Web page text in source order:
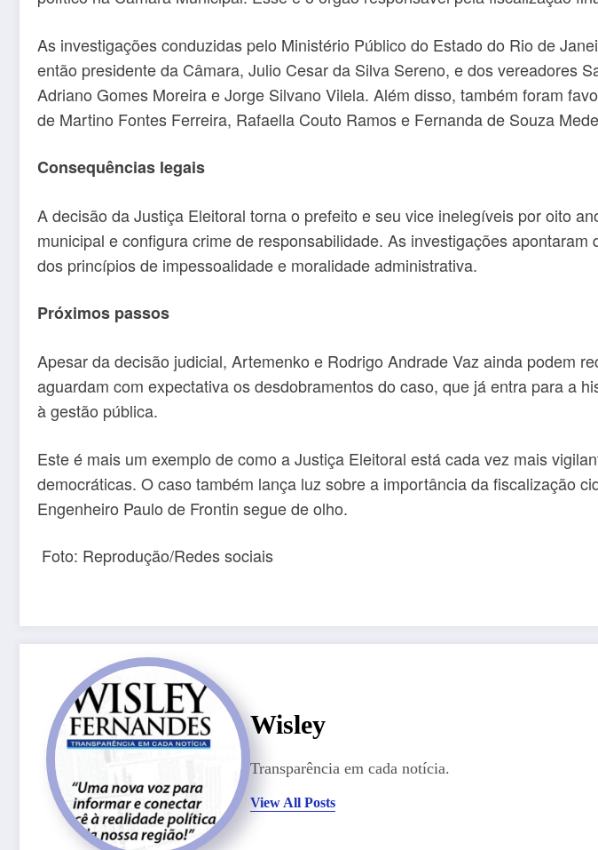
As investigações conduzidas pelo Ministério Público do Estado do Rio de
então presidente da Câmara, Julio Cesar da Silva Sereno, e dos vereadores
Adriano Gomes Moreira e Jorge Silvano Vilela. Além disso, também foram
de Martino Fontes Ferreira, Rafaella Couto Ramos e Fernanda de Souza
Consequências legais
A decisão da Justiça Eleitoral torna o prefeito e seu vice inelegíveis por oito
municipal e configura crime de responsabilidade. As investigações
dos princípios de impessoalidade e moralidade administrativa.
Próximos passos
Apesar da decisão judicial, Artemenko e Rodrigo Andrade Vaz ainda podem
aguardam com expectativa os desdobramentos do caso, que já entra para a
à gestão pública.
Este é mais um exemplo de como a Justiça Eleitoral está cada vez mais
democráticas. O caso também lança luz sobre a importância da fiscalização
Engenheiro Paulo de Frontin segue de olho.
Foto: Reprodução/Redes sociais
Wisley
Transparência em cada notícia.
View All Posts